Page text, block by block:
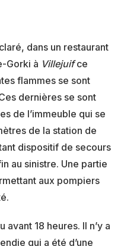
dans un restaurant
Gorki à Villejuifce
flammes se sont
dernières se sont
de l’immeuble qui se
de la station de
dispositif de secours
au sinistre. Une partie
aux pompiers
avant 18 heures. Il n’y a
qui a été d’une